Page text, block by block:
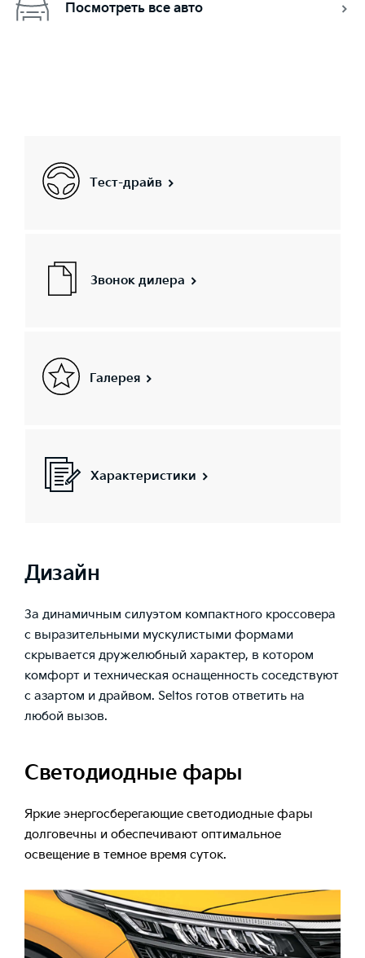
Посмотреть все авто
Тест-драйв
Звонок дилера
Галерея
Характеристики
Дизайн
За динамичным силуэтом компактного кроссовера
с выразительными мускулистыми формами
скрывается дружелюбный характер, в котором
комфорт и техническая оснащенность соседствуют
с азартом и драйвом. Seltos готов ответить на
любой вызов.
Светодиодные фары
Яркие энергосберегающие светодиодные фары
долговечны и обеспечивают оптимальное
освещение в темное время суток.